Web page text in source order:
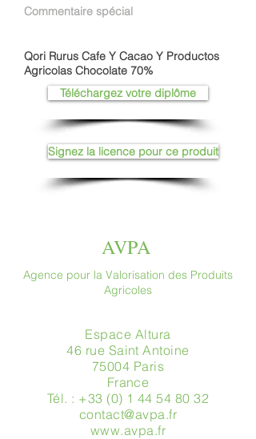
Commentaire spécial
Qori Rurus Cafe Y Cacao Y Productos
Agricolas Chocolate 70%
Téléchargez votre diplôme
Signez la licence pour ce produit
AVPA
Agence pour la Valorisation des Produits
Agricoles
Espace Altura
46 rue Saint Antoine
75004 Paris
​France
Tél. : +33 (0) 1 44 54 80 32
contact@avpa.fr
www.avpa.fr